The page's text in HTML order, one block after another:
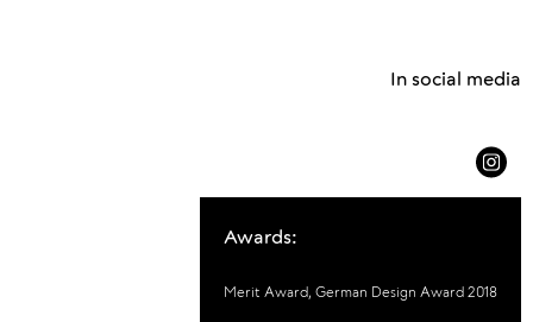
In social media
Awards:
Merit Award, German Design Award 2018